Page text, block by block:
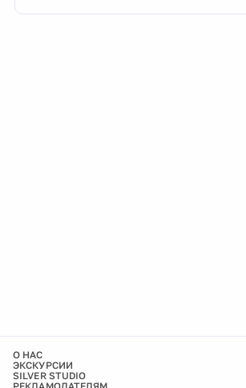
О НАС
ЭКСКУРСИИ
SILVER STUDIO